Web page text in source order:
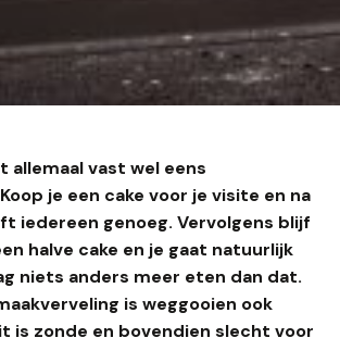
allemaal vast wel eens
je een cake voor je visite en na
iedereen genoeg. Vervolgens blijf
halve cake en je gaat natuurlijk
niets anders meer eten dan dat.
is weggooien ook
is zonde en bovendien slecht voor